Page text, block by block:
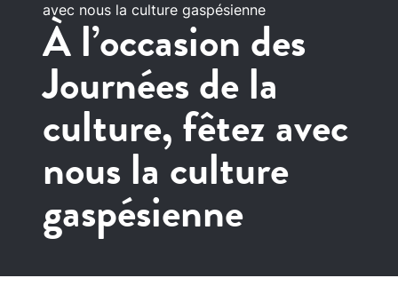
avec nous la culture gaspésienne
À l’occasion des
Journées de la
culture, fêtez avec
nous la culture
gaspésienne